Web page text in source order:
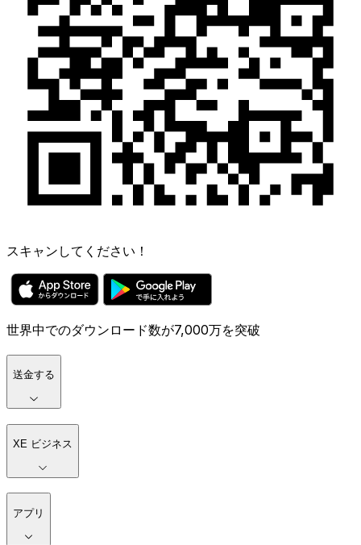
スキャンしてください！
世界中でのダウンロード数が7,000万を突破
送金する
XE ビジネス
アプリ